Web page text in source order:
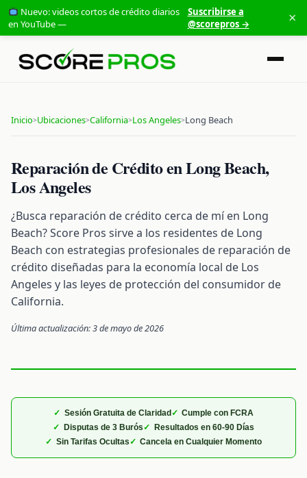
Nuevo: videos cortos de crédito diarios
en YouTube —
Suscribirse a
@scorepros →
×
Inicio>Ubicaciones>California>Los Angeles>Long Beach
Reparación de Crédito en Long Beach,
Los Angeles
¿Busca reparación de crédito cerca de mí en Long
Beach? Score Pros sirve a los residentes de Long
Beach con estrategias profesionales de reparación de
crédito diseñadas para la economía local de Los
Angeles y las leyes de protección del consumidor de
California.
Última actualización: 3 de mayo de 2026
Sesión Gratuita de Claridad
Cumple con FCRA
Disputas de 3 Burós
Resultados en 60-90 Días
Sin Tarifas Ocultas
Cancela en Cualquier Momento